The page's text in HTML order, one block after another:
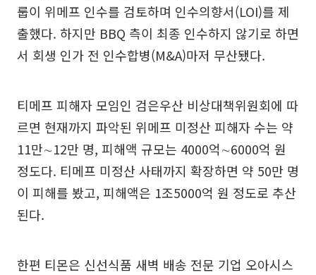
룹이 위메프 인수를 검토하며 인수의향서(LOI)를 제
출했다. 하지만 BBQ 측이 최종 인수하지 않기로 하면
서 회생 인가 전 인수합병(M&A)마저 무산됐다.
티메프 피해자 모임인 검은우산 비상대책위원회에 따
르면 현재까지 파악된 위메프 미정산 피해자 수는 약
11만∼12만 명, 피해액 규모는 4000억∼6000억 원
정도다. 티메프 미정산 사태까지 확장하면 약 50만 명
이 피해를 봤고, 피해액은 1조5000억 원 정도로 추산
된다.
한편 티몬은 신선식품 새벽 배송 전문 기업 오아시스